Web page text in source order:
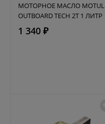
МОТОРНОЕ МАСЛО MOTUL
OUTBOARD TECH 2T 1 ЛИТР
1 340 ₽